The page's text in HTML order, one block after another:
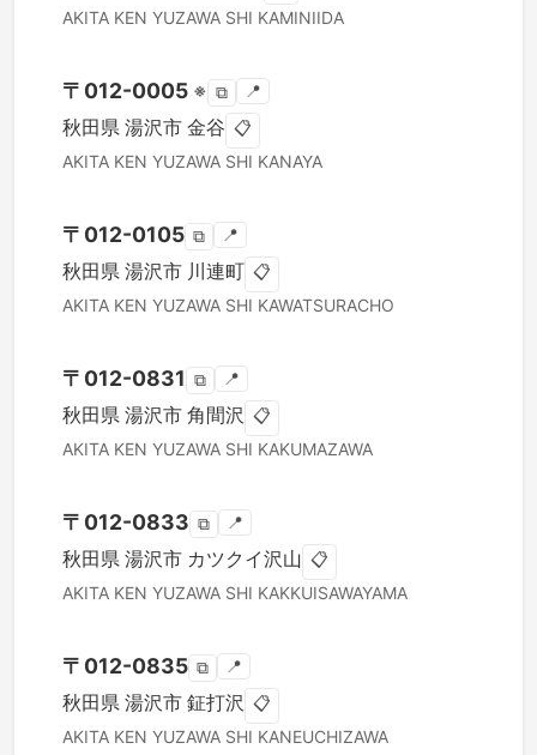
AKITA KEN YUZAWA SHI KAMINIIDA
〒 012-0005 ※ ⧉ 📍
秋田県 湯沢市 金谷 📋
AKITA KEN YUZAWA SHI KANAYA
〒 012-0105 ⧉ 📍
秋田県 湯沢市 川連町 📋
AKITA KEN YUZAWA SHI KAWATSURACHO
〒 012-0831 ⧉ 📍
秋田県 湯沢市 角間沢 📋
AKITA KEN YUZAWA SHI KAKUMAZAWA
〒 012-0833 ⧉ 📍
秋田県 湯沢市 カツクイ沢山 📋
AKITA KEN YUZAWA SHI KAKKUISAWAYAMA
〒 012-0835 ⧉ 📍
秋田県 湯沢市 鉦打沢 📋
AKITA KEN YUZAWA SHI KANEUCHIZAWA